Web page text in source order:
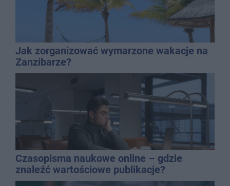
Jak zorganizować wymarzone wakacje na
Zanzibarze?
Czasopisma naukowe online – gdzie
znaleźć wartościowe publikacje?